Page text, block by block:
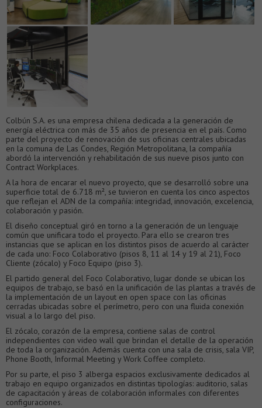
Colbún S.A. es una empresa chilena dedicada a la generación de
energía eléctrica con más de 35 años de presencia en el país. Como
parte del proyecto de renovación de sus oficinas centrales ubicadas
en la comuna de Las Condes, Región Metropolitana, la compañía
abordó la intervención y rehabilitación de sus nueve pisos junto con
Contract Workplaces.
A la hora de encarar el nuevo proyecto, que se desarrolló sobre una
superficie total de 6.718 m², se tuvieron en cuenta los cinco aspectos
que reflejan el ADN de la compañía: integridad, innovación, excelencia,
colaboración y pasión.
El diseño conceptual giró en torno a la generación de un lenguaje
común que unificara todo el proyecto. Para ello se crearon tres
instancias que se aplican en los distintos pisos de acuerdo al carácter
de cada uno: Foco Colaborativo (pisos 8, 11 al 14 y 19 al 21), Foco
Cliente (zócalo) y Foco Equipo (piso 3).
El partido general del Foco Colaborativo, lugar donde se ubican los
equipos de trabajo, se basó en la unificación de las plantas a través de
la implementación de un layout en open space con las oficinas
cerradas ubicadas sobre el perímetro, pero con una fluida conexión
visual a lo largo del piso.
El zócalo, corazón de la empresa, contiene salas de control
independientes con video wall que brindan el detalle de la operación
de toda la organización. Además cuenta con una sala de crisis, sala VIP,
Phone Booth, Informal Meeting y Work Coffee completo.
Por su parte, el piso 3 alberga espacios exclusivamente dedicados al
trabajo en equipo organizados en distintas tipologías: auditorio, salas
de capacitación y áreas de colaboración informales con diferentes
configuraciones.